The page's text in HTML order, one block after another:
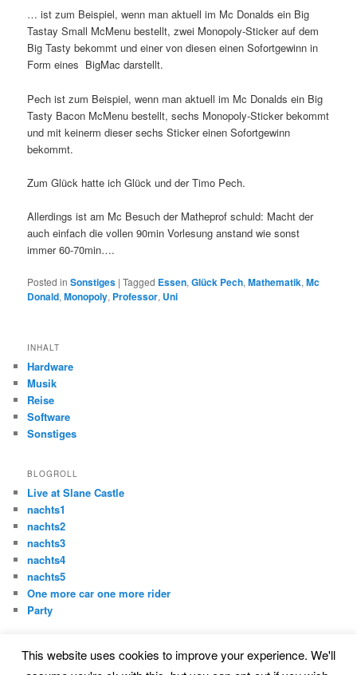
… ist zum Beispiel, wenn man aktuell im Mc Donalds ein Big
Tastay Small McMenu bestellt, zwei Monopoly-Sticker auf dem
Big Tasty bekommt und einer von diesen einen Sofortgewinn in
Form eines BigMac darstellt.
Pech ist zum Beispiel, wenn man aktuell im Mc Donalds ein Big
Tasty Bacon McMenu bestellt, sechs Monopoly-Sticker bekommt
und mit keinerm dieser sechs Sticker einen Sofortgewinn
bekommt.
Zum Glück hatte ich Glück und der Timo Pech.
Allerdings ist am Mc Besuch der Matheprof schuld: Macht der
auch einfach die vollen 90min Vorlesung anstand wie sonst
immer 60-70min….
Posted in Sonstiges |Tagged Essen,Glück Pech,Mathematik,Mc
Donald,Monopoly, Professor, Uni
INHALT
Hardware
Musik
Reise
Software
Sonstiges
BLOGROLL
Live at Slane Castle
nachts1
nachts2
nachts3
nachts4
nachts5
One more car one more rider
Party
Proudly powered by WordPress
This website uses cookies to improve your experience. We'll